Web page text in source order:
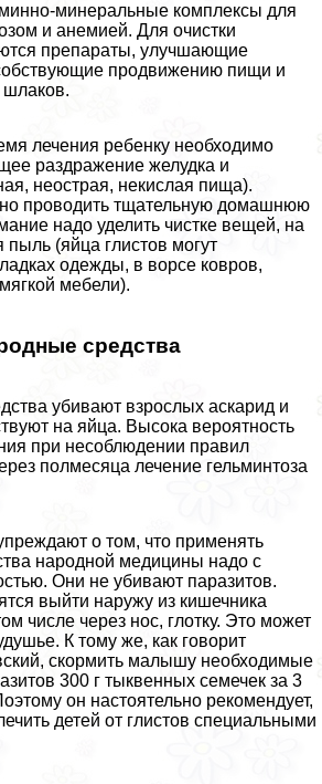
минеральные комплексы для
и анемией. Для очистки
препараты, улучшающие
продвижению пищи и
лечения ребенку необходимо
раздражение желудка и
неострая, некислая пища).
проводить тщательную домашнюю
надо уделить чистке вещей, на
пыль (яйца глистов могут
одежды, в ворсе ковров,
мебели).
средства
убивают взрослых аскарид и
на яйца. Высока вероятность
при несоблюдении правил
полмесяца лечение гельминтоза
о том, что применять
народной медицины надо с
Они не убивают паразитов.
выйти наружу из кишечника
числе через нос, глотку. Это может
К тому же, как говорит
скормить малышу необходимые
300 г тыквенных семечек за 3
он настоятельно рекомендует,
детей от глистов специальными